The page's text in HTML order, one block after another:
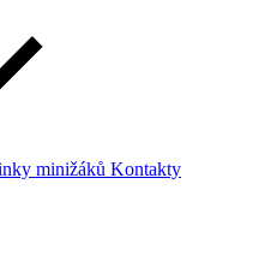
minižáků Kontakty